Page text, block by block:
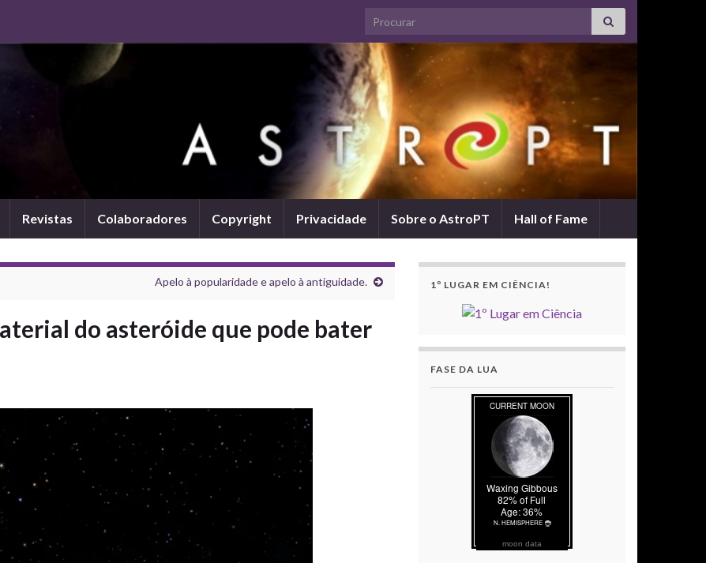
Search for:
Revistas Colaboradores Copyright Privacidade Sobre o AstroPT Hall of Fame
Apelo à popularidade e apelo à antiguidade.
do asteróide que pode bater
1º LUGAR EM CIÊNCIA!
FASE DA LUA
moon data